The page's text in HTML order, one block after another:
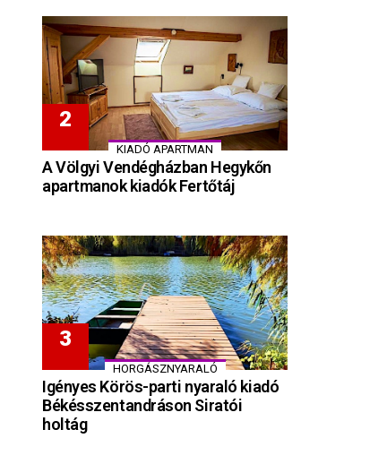
KIADÓ APARTMAN
A Völgyi Vendégházban Hegykőn
apartmanok kiadók Fertőtáj
HORGÁSZNYARALÓ
Igényes Körös-parti nyaraló kiadó
Békésszentandráson Siratói
holtág